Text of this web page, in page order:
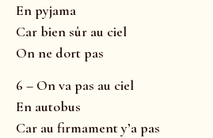
En pyjama
Car bien sûr au ciel
On ne dort pas
6 – On va pas au ciel
En autobus
Car au firmament y’a pas